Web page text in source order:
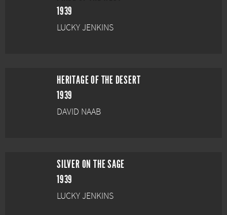
1939
LUCKY JENKINS
HERITAGE OF THE DESERT
1939
DAVID NAAB
SILVER ON THE SAGE
1939
LUCKY JENKINS